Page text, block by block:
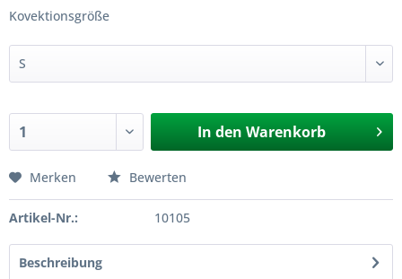
Kovektionsgröße
In den Warenkorb
Merken Bewerten
Artikel-Nr.: 10105
Beschreibung